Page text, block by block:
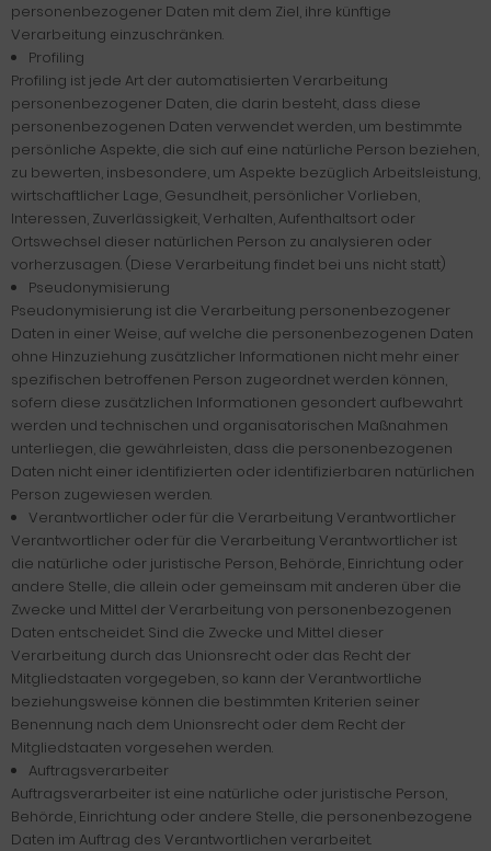
personenbezogener Daten mit dem Ziel, ihre künftige
Verarbeitung einzuschränken.
Profiling
Profiling ist jede Art der automatisierten Verarbeitung
personenbezogener Daten, die darin besteht, dass diese
personenbezogenen Daten verwendet werden, um bestimmte
persönliche Aspekte, die sich auf eine natürliche Person beziehen,
zu bewerten, insbesondere, um Aspekte bezüglich Arbeitsleistung,
wirtschaftlicher Lage, Gesundheit, persönlicher Vorlieben,
Interessen, Zuverlässigkeit, Verhalten, Aufenthaltsort oder
Ortswechsel dieser natürlichen Person zu analysieren oder
vorherzusagen. (Diese Verarbeitung findet bei uns nicht statt)
Pseudonymisierung
Pseudonymisierung ist die Verarbeitung personenbezogener
Daten in einer Weise, auf welche die personenbezogenen Daten
ohne Hinzuziehung zusätzlicher Informationen nicht mehr einer
spezifischen betroffenen Person zugeordnet werden können,
sofern diese zusätzlichen Informationen gesondert aufbewahrt
werden und technischen und organisatorischen Maßnahmen
unterliegen, die gewährleisten, dass die personenbezogenen
Daten nicht einer identifizierten oder identifizierbaren natürlichen
Person zugewiesen werden.
Verantwortlicher oder für die Verarbeitung Verantwortlicher
Verantwortlicher oder für die Verarbeitung Verantwortlicher ist
die natürliche oder juristische Person, Behörde, Einrichtung oder
andere Stelle, die allein oder gemeinsam mit anderen über die
Zwecke und Mittel der Verarbeitung von personenbezogenen
Daten entscheidet. Sind die Zwecke und Mittel dieser
Verarbeitung durch das Unionsrecht oder das Recht der
Mitgliedstaaten vorgegeben, so kann der Verantwortliche
beziehungsweise können die bestimmten Kriterien seiner
Benennung nach dem Unionsrecht oder dem Recht der
Mitgliedstaaten vorgesehen werden.
Auftragsverarbeiter
Auftragsverarbeiter ist eine natürliche oder juristische Person,
Behörde, Einrichtung oder andere Stelle, die personenbezogene
Daten im Auftrag des Verantwortlichen verarbeitet.